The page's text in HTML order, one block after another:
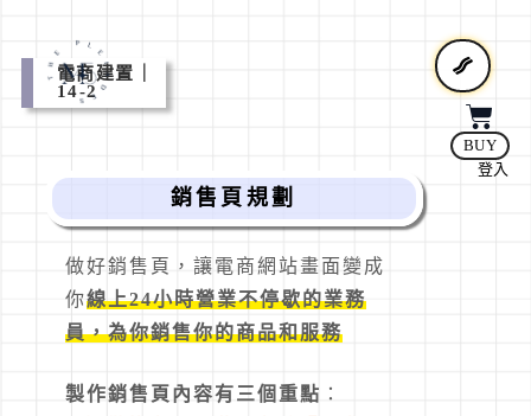
BUY
登入
電商建置｜
14-2
銷售頁規劃
做好銷售頁，讓電商網站畫面變成
你線上24小時營業不停歇的業務
員，為你銷售你的商品和服務
製作銷售頁內容有三個重點 ：